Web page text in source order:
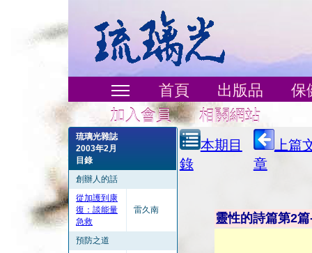
首頁 出版品
保
加入會員
相關網站
琉璃光雜誌
2003年2月
目錄
創辦人的話
從加護到康
復：談能量
急救
雷久南
預防之道
本期目
錄
上篇
章
靈性的詩篇第2